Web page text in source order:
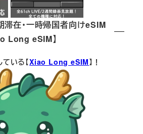
滞在・一時帰国者向けeSIM
Long eSIM】
いる【Xiao Long eSIM】！